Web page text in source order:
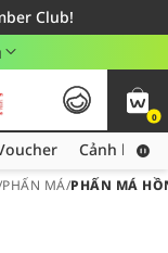
Club!
từ 249,000Đ
TP. Hồ Chí Minh
0
Cảnh báo
PHẤN MÁ/PHẤN MÁ